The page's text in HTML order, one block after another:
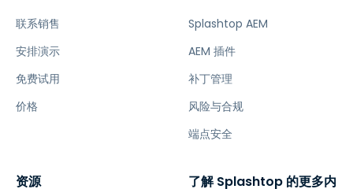
联系销售
安排演示
免费试用
价格
Splashtop AEM
AEM 插件
补丁管理
风险与合规
端点安全
资源
了解 Splashtop 的更多内